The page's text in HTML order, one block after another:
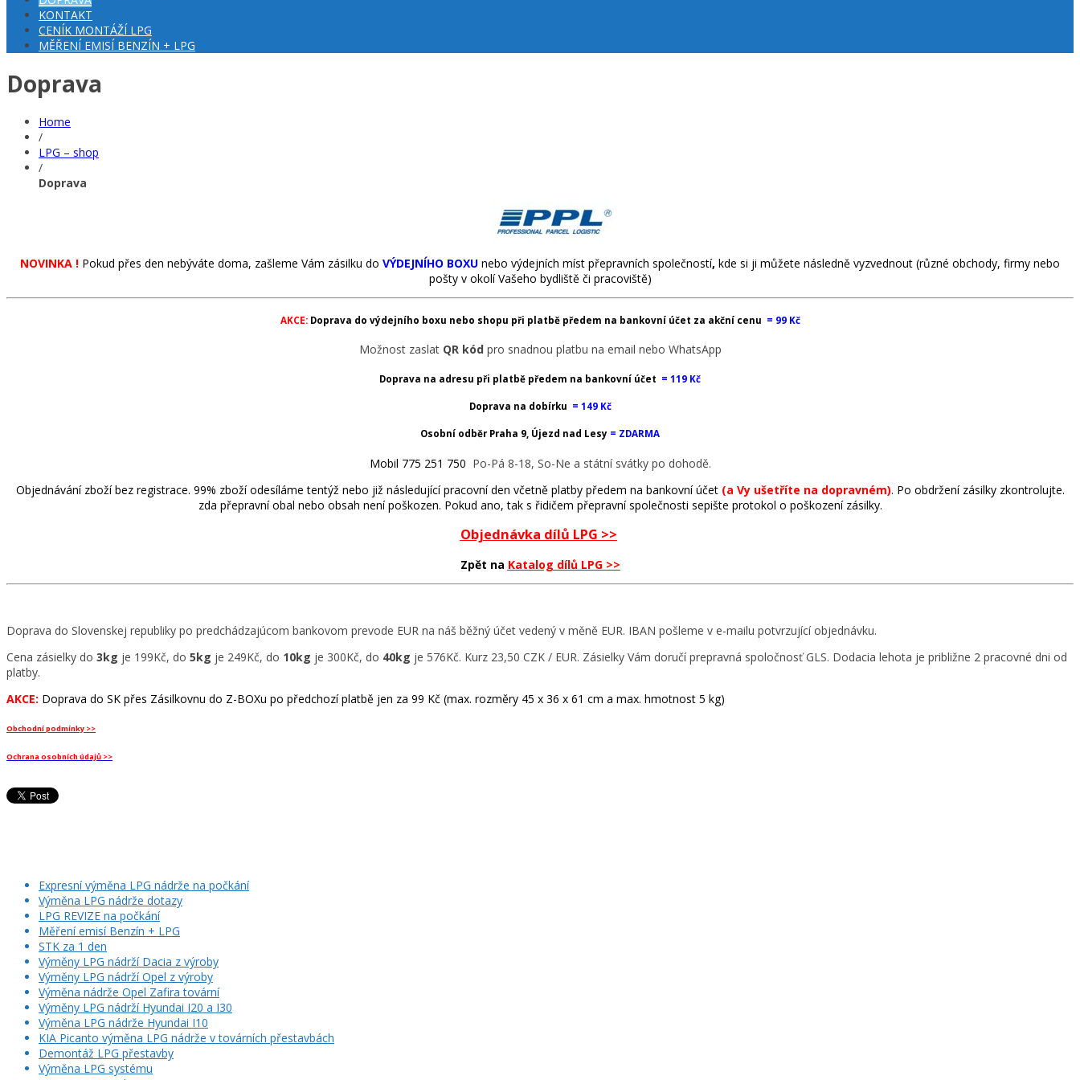
KONTAKT
CENÍK MONTÁŽÍ LPG
MĚŘENÍ EMISÍ BENZÍN + LPG
Doprava
Home
/
LPG – shop
/
Doprava
NOVINKA ! Pokud přes den nebýváte doma, zašleme Vám zásilku do VÝDEJNÍHO BOXU nebo výdejních míst přepravních společností, kde si ji můžete následně vyzvednout (různé obchody, firmy nebo
pošty v okolí Vašeho bydliště či pracoviště)
AKCE:Doprava do výdejního boxu nebo shopu při platbě předem na bankovní účet za akční cenu = 99 Kč
Možnost zaslat QR kódpro snadnou platbu na email nebo WhatsApp
Doprava na adresu při platbě předem na bankovní účet = 119 Kč
Doprava na dobírku = 149 Kč
Osobní odběr Praha 9, Újezd nad Lesy = ZDARMA
Mobil 775 251 750 Po-Pá 8-18, So-Ne a státní svátky po dohodě.
Objednávání zboží bez registrace. 99% zboží odesíláme tentýž nebo již následující pracovní den včetně platby předem na bankovní účet (a Vy ušetříte na dopravném). Po obdržení zásilky zkontrolujte.
zda přepravní obal nebo obsah není poškozen. Pokud ano, tak s řidičem přepravní společnosti sepište protokol o poškození zásilky.
Objednávka dílů LPG >>
Zpět na Katalog dílů LPG >>
Doprava do Slovenskej republiky po predchádzajúcom bankovom prevode EUR na náš běžný účet vedený v měně EUR. IBAN pošleme v e-mailu potvrzující objednávku.
Cena zásielky do 3kg je 199Kč, do 5kg je 249Kč, do 10kg je 300Kč, do 40kg je 576Kč. Kurz 23,50 CZK / EUR. Zásielky Vám doručí prepravná spoločnosť GLS. Dodacia lehota je približne 2 pracovné dni od
platby.
AKCE: Doprava do SK přes Zásilkovnu do Z-BOXu po předchozí platbě jen za 99 Kč (max. rozměry 45 x 36 x 61 cm a max. hmotnost 5 kg)
Obchodní podmínky >>
Ochrana osobních údajů >>
Expresní výměna LPG nádrže na počkání
Výměna LPG nádrže dotazy
LPG REVIZE na počkání
Měření emisí Benzín + LPG
STK za 1 den
Výměny LPG nádrží Dacia z výroby
Výměny LPG nádrží Opel z výroby
Výměna nádrže Opel Zafira tovární
Výměny LPG nádrží Hyundai I20 a I30
Výměna LPG nádrže Hyundai I10
KIA Picanto výměna LPG nádrže v továrních přestavbách
Demontáž LPG přestavby
Výměna LPG systému